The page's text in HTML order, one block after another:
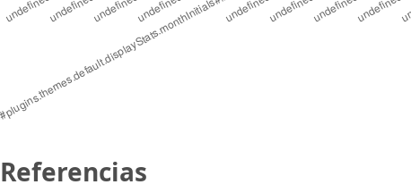
Referencias